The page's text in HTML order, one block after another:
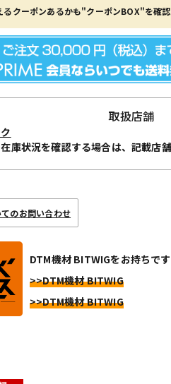
るクーポンあるかも"クーポンBOX"を確認
取扱店舗
庫状況を確認する場合は、記載店
のお問い合わせ
DTM機材 BITWIGをお持ちで
>>DTM機材 BITWIG
>>DTM機材 BITWIG